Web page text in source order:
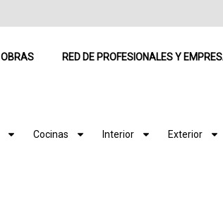
OBRAS RED DE PROFESIONALES Y
Cocinas Interior Exterior